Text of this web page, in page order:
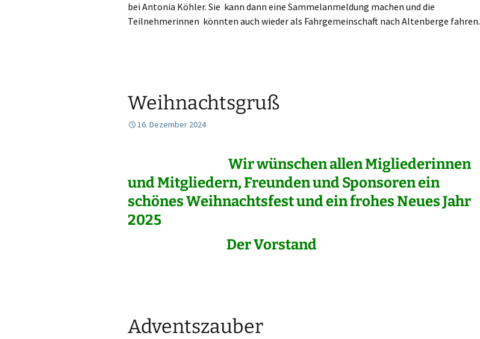
bei Antonia Köhler. Sie kann dann eine Sammelanmeldung machen und die
Teilnehmerinnen könnten auch wieder als Fahrgemeinschaft nach Altenberge fahren.
Weihnachtsgruß
16. Dezember 2024
Wir wünschen allen Migliederinnen
und Mitgliedern, Freunden und Sponsoren ein
schönes Weihnachtsfest und ein frohes Neues Jahr
2025
Der Vorstand
Adventszauber